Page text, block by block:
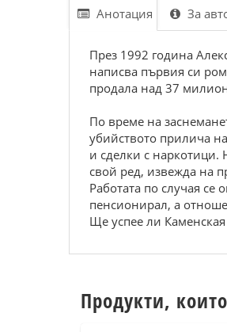
Анотация За
През 1992 година
написва първия си
продала над 37
По време на
убийството прилича
и сделки с наркотици.
свой ред, извежда на
Работата по случая се
пенсионирал, а
Ще успее ли
Продукти,